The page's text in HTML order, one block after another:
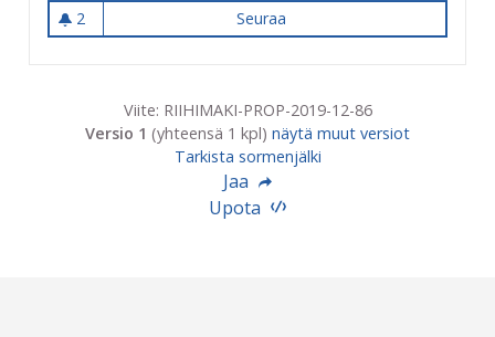
2
2 seuraajaa
Seuraa
Viite: RIIHIMAKI-PROP-2019-12-86
Versio 1 (yhteensä 1 kpl) näytä muut versiot
Tarkista sormenjälki
Jaa
Upota